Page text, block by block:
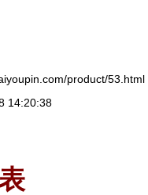
product/53.html
14:20:38